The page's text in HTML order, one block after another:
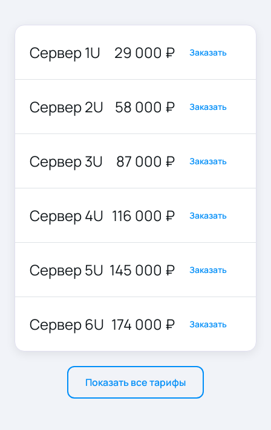
Сервер 1U 29 000 ₽ Заказать
Сервер 2U 58 000 ₽ Заказать
Сервер 3U 87 000 ₽ Заказать
Сервер 4U 116 000 ₽ Заказать
Сервер 5U 145 000 ₽ Заказать
Сервер 6U 174 000 ₽ Заказать
Показать все тарифы